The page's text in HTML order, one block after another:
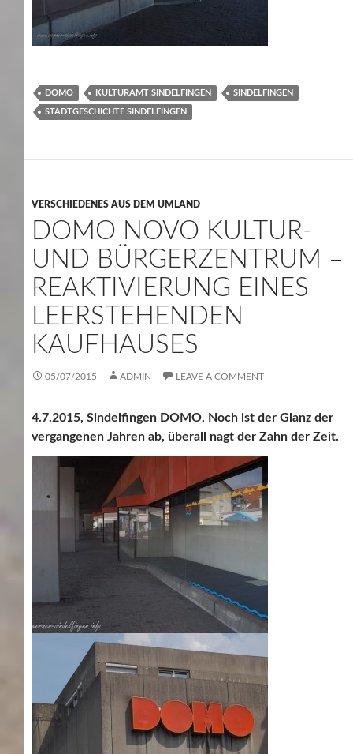
DOMO KULTURAMT SINDELFINGEN SINDELFINGEN
STADTGESCHICHTE SINDELFINGEN
VERSCHIEDENES AUS DEM UMLAND
DOMO NOVO KULTUR-
UND BÜRGERZENTRUM –
REAKTIVIERUNG EINES
LEERSTEHENDEN
KAUFHAUSES
05/07/2015 ADMIN LEAVE A COMMENT
4.7.2015, Sindelfingen DOMO, Noch ist der Glanz der
vergangenen Jahren ab, überall nagt der Zahn der Zeit.